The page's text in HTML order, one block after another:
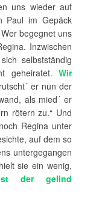
uns wieder auf
Paul im Gepäck
begegnet uns
Inzwischen
selbstständig
geheiratet. Wir
er nun der
als mied´ er
rötern zu.“ Und
Regina unter
auf dem so
untergegangen
sie ein wenig,
der gelind